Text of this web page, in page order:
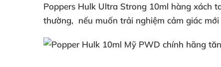
Poppers Hulk Ultra Strong 10ml hàng xách
thường, nếu muốn trải nghiệm cảm giác mới